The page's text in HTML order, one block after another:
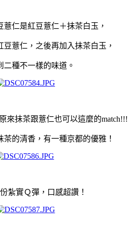
薏仁是紅豆薏仁＋抺茶白玉，
豆薏仁，之後再加入抺茶白玉，
二種不一樣的味道。
來抺茶跟薏仁也可以這麼的match!!!
的清香，有一種京都的優雅！
紮實Ｑ彈，口感超讚！